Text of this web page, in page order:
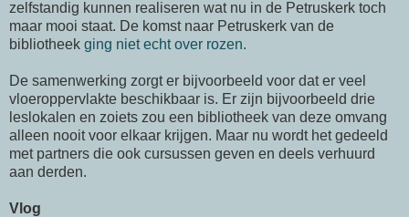
zelfstandig kunnen realiseren wat nu in de Petruskerk toch
maar mooi staat. De komst naar Petruskerk van de
bibliotheek ging niet echt over rozen.
De samenwerking zorgt er bijvoorbeeld voor dat er veel
vloeroppervlakte beschikbaar is. Er zijn bijvoorbeeld drie
leslokalen en zoiets zou een bibliotheek van deze omvang
alleen nooit voor elkaar krijgen. Maar nu wordt het gedeeld
met partners die ook cursussen geven en deels verhuurd
aan derden.
Vlog